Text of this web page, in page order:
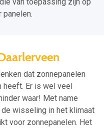
van toepassing zijn op
dat zonnepanelen
Er is wel veel
waar! Met name
wisseling in het klimaat
voor zonnepanelen. Het